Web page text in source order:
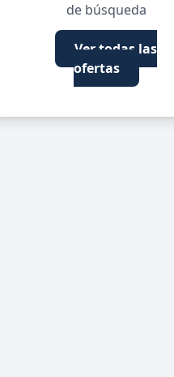
de búsqueda
Ver todas las
ofertas